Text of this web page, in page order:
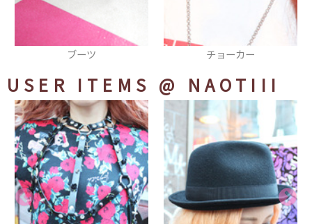
チョーカー スヌード
USER ITEMS @ NAOTIII